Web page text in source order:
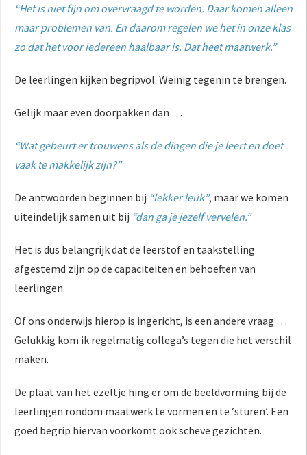
“Het is niet fijn om overvraagd te worden. Daar komen alleen
maar problemen van. En daarom regelen we het in onze klas
zo dat het voor iedereen haalbaar is. Dat heet maatwerk.”
De leerlingen kijken begripvol. Weinig tegenin te brengen.
Gelijk maar even doorpakken dan …
“Wat gebeurt er trouwens als de dingen die je leert en doet
vaak te makkelijk zijn?”
De antwoorden beginnen bij “lekker leuk”, maar we komen
uiteindelijk samen uit bij “dan ga je jezelf vervelen.”
Het is dus belangrijk dat de leerstof en taakstelling
afgestemd zijn op de capaciteiten en behoeften van
leerlingen.
Of ons onderwijs hierop is ingericht, is een andere vraag …
Gelukkig kom ik regelmatig collega’s tegen die het verschil
maken.
De plaat van het ezeltje hing er om de beeldvorming bij de
leerlingen rondom maatwerk te vormen en te ‘sturen’. Een
goed begrip hiervan voorkomt ook scheve gezichten.